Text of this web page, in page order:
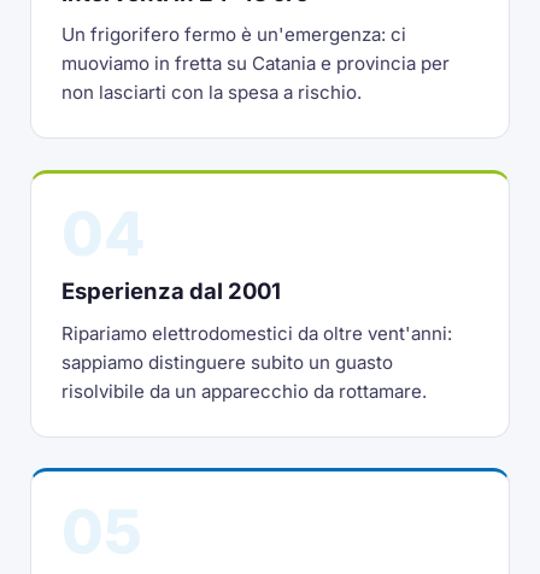
Un frigorifero fermo è un'emergenza: ci
muoviamo in fretta su Catania e provincia per
non lasciarti con la spesa a rischio.
Esperienza dal 2001
Ripariamo elettrodomestici da oltre vent'anni:
sappiamo distinguere subito un guasto
risolvibile da un apparecchio da rottamare.